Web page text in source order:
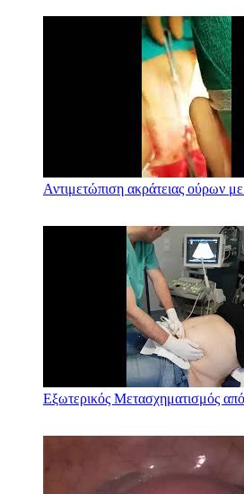
Αντιμετώπιση ακράτειας ούρων
Εξωτερικός Μετασχηματισμός